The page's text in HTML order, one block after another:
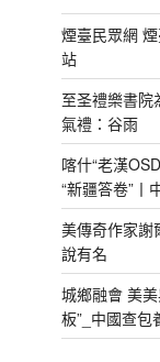
煙臺民眾網
站
至圣禮樂書院
氣禮：谷雨
喀什“老漢
“新疆答卷”丨
美傳奇作家謝
說有名
城鄉融會 美
板”_中國查包